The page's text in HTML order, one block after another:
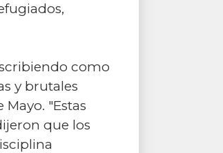
como
y brutales
"Estas
que los